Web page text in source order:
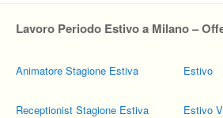
Lavoro Periodo Estivo a Milano –
Animatore Stagione Estiva
Receptionist Stagione Estiva
Estivo
Estivo